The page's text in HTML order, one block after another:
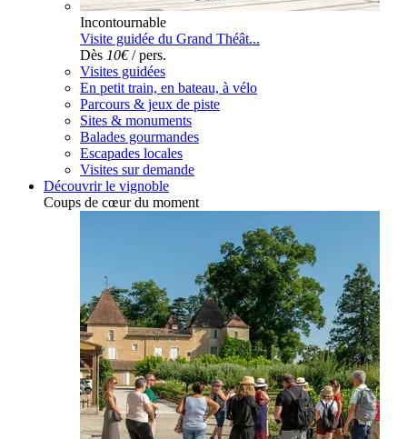
Incontournable
Visite guidée du Grand Théât...
Dès 10€/ pers.
Visites guidées
En petit train, en bateau, à vélo
Parcours & jeux de piste
Sites & monuments
Balades gourmandes
Escapades locales
Visites sur demande
Découvrir le vignoble
Coups de cœur du moment